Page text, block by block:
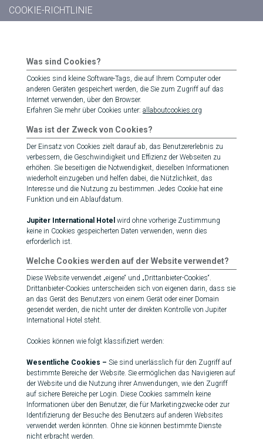
COOKIE-RICHTLINIE
Was sind Cookies?
Cookies sind kleine Software-Tags, die auf Ihrem Computer oder
anderen Geräten gespeichert werden, die Sie zum Zugriff auf das
Internet verwenden, über den Browser.
Erfahren Sie mehr über Cookies unter: allaboutcookies.org
Was ist der Zweck von Cookies?
Der Einsatz von Cookies zielt darauf ab, das Benutzererlebnis zu
verbessern, die Geschwindigkeit und Effizienz der Webseiten zu
erhöhen. Sie beseitigen die Notwendigkeit, dieselben Informationen
wiederholt einzugeben und helfen dabei, die Nützlichkeit, das
Interesse und die Nutzung zu bestimmen. Jedes Cookie hat eine
Funktion und ein Ablaufdatum.
Jupiter International Hotel wird ohne vorherige Zustimmung
keine in Cookies gespeicherten Daten verwenden, wenn dies
erforderlich ist.
Welche Cookies werden auf der Website verwendet?
Diese Website verwendet „eigene“ und „Drittanbieter-Cookies“.
Drittanbieter-Cookies unterscheiden sich von eigenen darin, dass sie
an das Gerät des Benutzers von einem Gerät oder einer Domain
gesendet werden, die nicht unter der direkten Kontrolle von Jupiter
International Hotel steht.
Cookies können wie folgt klassifiziert werden:
Wesentliche Cookies – Sie sind unerlässlich für den Zugriff auf
bestimmte Bereiche der Website. Sie ermöglichen das Navigieren auf
der Website und die Nutzung ihrer Anwendungen, wie den Zugriff
auf sichere Bereiche per Login. Diese Cookies sammeln keine
Informationen über den Benutzer, die für Marketingzwecke oder zur
Identifizierung der Besuche des Benutzers auf anderen Websites
verwendet werden könnten. Ohne sie können bestimmte Dienste
nicht erbracht werden.